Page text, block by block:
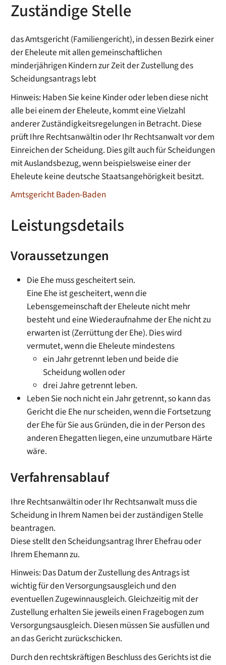
Zuständige Stelle
das Amtsgericht (Familiengericht), in dessen Bezirk einer
der Eheleute mit allen gemeinschaftlichen
minderjährigen Kindern zur Zeit der Zustellung des
Scheidungsantrags lebt
Hinweis: Haben Sie keine Kinder oder leben diese nicht
alle bei einem der Eheleute, kommt eine Vielzahl
anderer Zuständigkeitsregelungen in Betracht. Diese
prüft Ihre Rechtsanwältin oder Ihr Rechtsanwalt vor dem
Einreichen der Scheidung. Dies gilt auch für Scheidungen
mit Auslandsbezug, wenn beispielsweise einer der
Eheleute keine deutsche Staatsangehörigkeit besitzt.
Amtsgericht Baden-Baden
Leistungsdetails
Voraussetzungen
Die Ehe muss gescheitert sein.
Eine Ehe ist gescheitert, wenn die
Lebensgemeinschaft der Eheleute nicht mehr
besteht und eine Wiederaufnahme der Ehe nicht zu
erwarten ist (Zerrüttung der Ehe). Dies wird
vermutet, wenn die Eheleute mindestens
ein Jahr getrennt leben und beide die
Scheidung wollen oder
drei Jahre getrennt leben.
Leben Sie noch nicht ein Jahr getrennt, so kann das
Gericht die Ehe nur scheiden, wenn die Fortsetzung
der Ehe für Sie aus Gründen, die in der Person des
anderen Ehegatten liegen, eine unzumutbare Härte
wäre.
Verfahrensablauf
Ihre Rechtsanwältin oder Ihr Rechtsanwalt muss die
Scheidung in Ihrem Namen bei der zuständigen Stelle
beantragen.
Diese stellt den Scheidungsantrag Ihrer Ehefrau oder
Ihrem Ehemann zu.
Hinweis: Das Datum der Zustellung des Antrags ist
wichtig für den Versorgungsausgleich und den
eventuellen Zugewinnausgleich. Gleichzeitig mit der
Zustellung erhalten Sie jeweils einen Fragebogen zum
Versorgungsausgleich. Diesen müssen Sie ausfüllen und
an das Gericht zurückschicken.
Durch den rechtskräftigen Beschluss des Gerichts ist die